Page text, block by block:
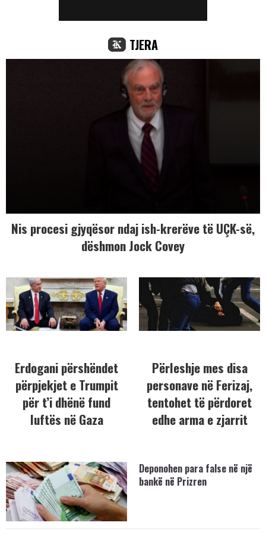
TJERA
Nis procesi gjyqësor ndaj ish-krerëve të UÇK-së,
dëshmon Jock Covey
Erdogani përshëndet
përpjekjet e Trumpit
për t’i dhënë fund
luftës në Gaza
Përleshje mes disa
personave në Ferizaj,
tentohet të përdoret
edhe arma e zjarrit
Deponohen para false në një
bankë në Prizren